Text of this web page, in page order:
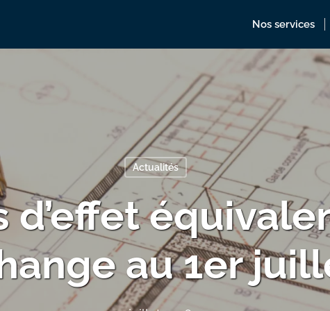
Nos services
Actualités
au 1er